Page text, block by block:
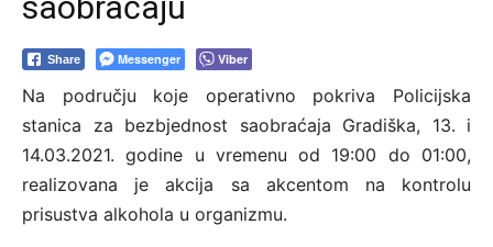
Share Messenger Viber
Na području koje operativno pokriva Policijska
stanica za bezbjednost saobraćaja Gradiška, 13. i
14.03.2021. godine u vremenu od 19:00 do 01:00,
realizovana je akcija sa akcentom na kontrolu
prisustva alkohola u organizmu.